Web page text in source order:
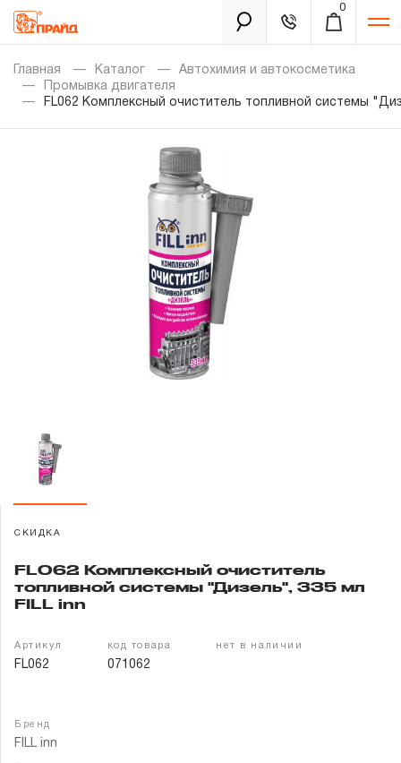
0
Каталог
Золотая лихорадка
Уцененный товар
Гарантия и сервис
Доставка и оплата
Контакты
Забыли пароль?
Главная Каталог
Автохимия и автокосметика
Промывка двигателя
FL062 Комплексный очиститель топливной системы
СКИДКА
FL062 Комплексный очиститель
топливной системы "Дизель", 335 мл
FILL inn
Артикул
FL062
код товара
071062
нет в наличии
Бренд
FILL inn